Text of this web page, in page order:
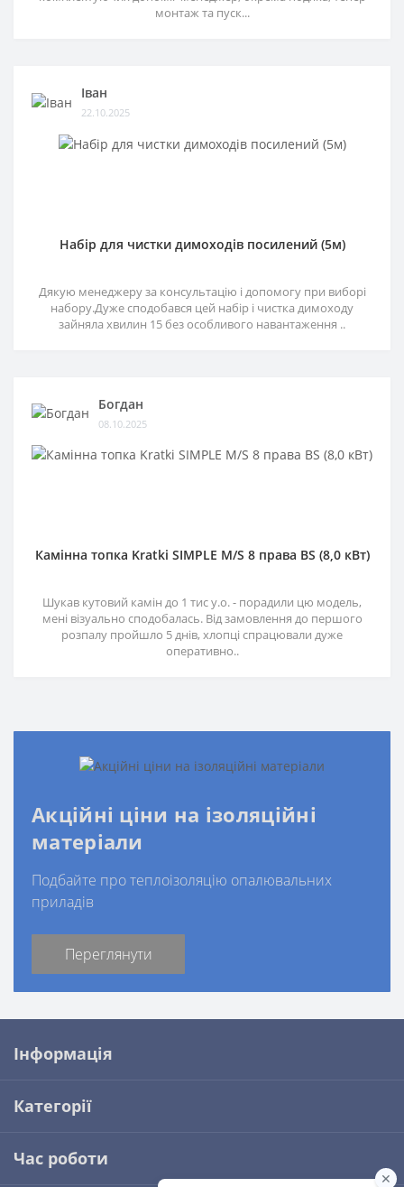
монтаж та пуск...
Іван
22.10.2025
Набір для чистки димоходів посилений (5м)
Дякую менеджеру за консультацію і допомогу при виборі
набору.Дуже сподобався цей набір і чистка димоходу
зайняла хвилин 15 без особливого навантаження ..
Богдан
08.10.2025
Камінна топка Kratki SIMPLE M/S 8 права BS (8,0 кВт)
Шукав кутовий камін до 1 тис у.о. - порадили цю модель,
мені візуально сподобалась. Від замовлення до першого
розпалу пройшло 5 днів, хлопці спрацювали дуже
оперативно..
Акційні ціни на ізоляційні
матеріали
Подбайте про теплоізоляцію опалювальних
приладів
Переглянути
Інформація
Категорії
Час роботи